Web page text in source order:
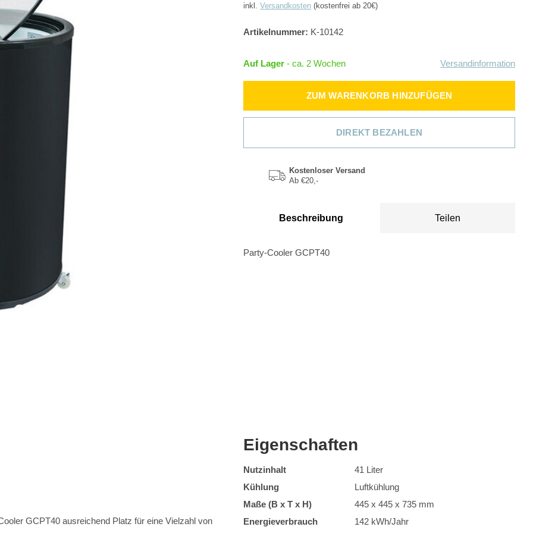
inkl. Versandkosten (kostenfrei ab 20€)
Artikelnummer: K-10142
Auf Lager - ca. 2 Wochen Versandinformation
ZUM WARENKORB HINZUFÜGEN
DIREKT BEZAHLEN
Kostenloser Versand
Ab €20,-
Beschreibung Teilen
Party-Cooler GCPT40
GCPT40 ausreichend Platz für eine Vielzahl von
Eigenschaften
Nutzinhalt
41 Liter
Kühlung
Luftkühlung
Maße (B x T x H)
445 x 445 x 735 mm
Energieverbrauch
142 kWh/Jahr